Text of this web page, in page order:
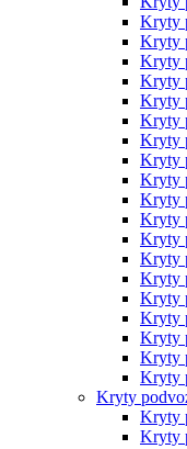
Kryty
Kryty
Kryty
Kryty
Kryty
Kryty
Kryty
Kryty
Kryty
Kryty
Kryty
Kryty
Kryty
Kryty
Kryty
Kryty
Kryty
Kryty
Kryty
Kryty
Kryty
Kryty